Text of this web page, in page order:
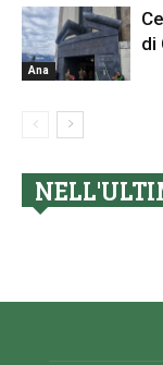
Ana
di